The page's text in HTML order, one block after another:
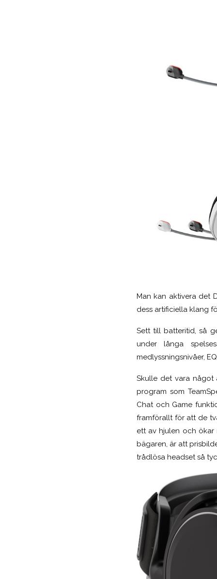
Man kan aktivera det
dess artificiella klang
Sett till batteritid, så
under långa
medlyssningsnivåer,
Skulle det vara något
program som
Chat och Game
framförallt för att de
ett av hjulen och ökar
bägaren, är att
trådlösa headset så